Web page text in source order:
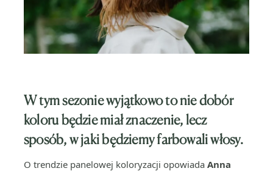
W tym sezonie wyjątkowo to nie dobór
koloru będzie miał znaczenie, lecz
sposób, w jaki będziemy farbowali włosy.
O trendzie panelowej koloryzacji opowiada Anna